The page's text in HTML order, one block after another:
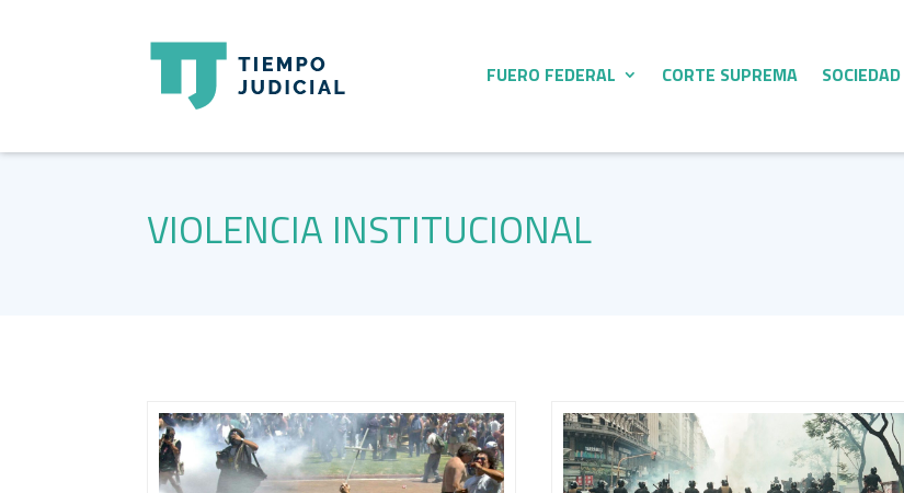
FUERO FEDERAL CORTE SUPREMA SOCIEDAD
VIOLENCIA INSTITUCIONAL